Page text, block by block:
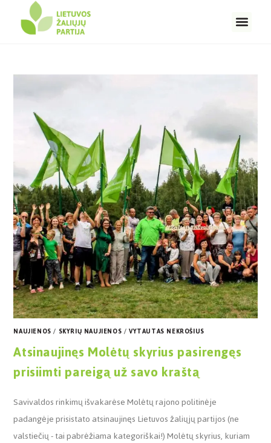
NAUJIENOS/ SKYRIŲ NAUJIENOS/VYTAUTAS NEKROŠIUS
Atsinaujinęs Molėtų skyrius pasirengęs
prisiimti pareigą už savo kraštą
Savivaldos rinkimų išvakarėse Molėtų rajono politinėje
padangėje prisistato atsinaujinęs Lietuvos žaliųjų partijos (ne
valstiečių - tai pabrėžiama kategoriškai!) Molėtų skyrius, kuriam